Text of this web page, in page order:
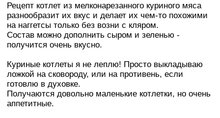
Рецепт котлет из мелконарезанного куриного мяса
разнообразит их вкус и делает их чем-то похожими
на наггетсы только без возни с кляром.
Состав можно дополнить сыром и зеленью -
получится очень вкусно.
Куриные котлеты я не леплю! Просто выкладываю
ложкой на сковороду, или на противень, если
готовлю в духовке.
Получаются довольно маленькие котлетки, но очень
аппетитные.